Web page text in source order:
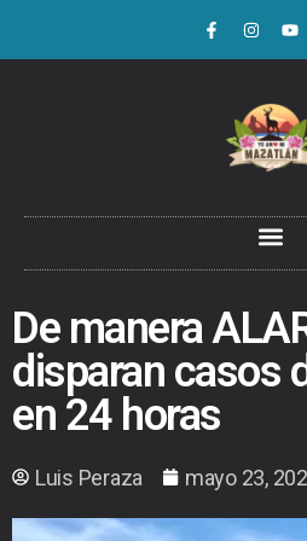
De manera
disparan casos
en 24 horas
Luis Peraza mayo 23,